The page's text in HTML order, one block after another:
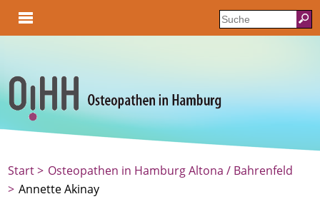
Start
Osteopathen in Hamburg Altona / Bahrenfeld
Annette Akinay